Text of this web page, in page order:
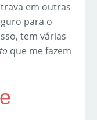
em outras
para o
tem várias
que me fazem